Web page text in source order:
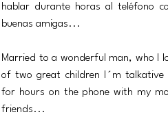
hablar durante horas al teléfono
buenas amigas...
Married to a wonderful man, who I
of two great children I´m
for hours on the phone with my
friends...